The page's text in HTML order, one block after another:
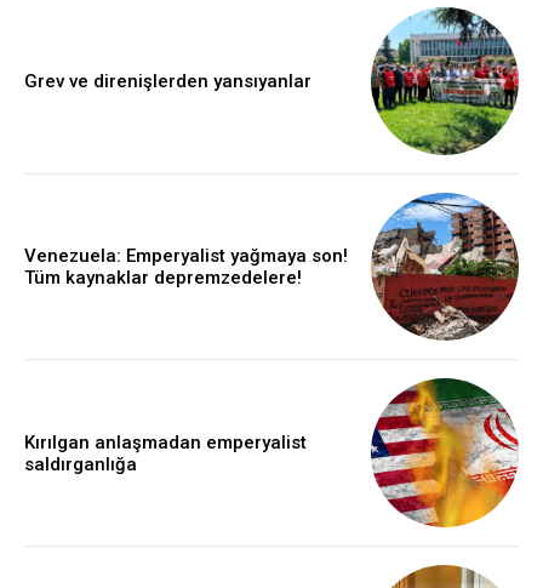
Grev ve direnişlerden yansıyanlar
Venezuela: Emperyalist yağmaya son!
Tüm kaynaklar depremzedelere!
Kırılgan anlaşmadan emperyalist
saldırganlığa